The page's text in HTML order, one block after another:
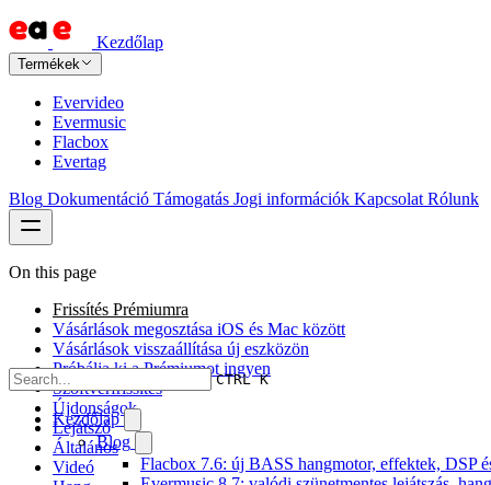
Kezdőlap
Termékek
Evervideo
Evermusic
Flacbox
Evertag
Blog Dokumentáció Támogatás Jogi információk Kapcsolat Rólunk
CTRL K
Kezdőlap
Blog
Flacbox 7.6: új BASS hangmotor, effektek, DSP
On this page
Frissítés Prémiumra
Vásárlások megosztása iOS és Mac között
Vásárlások visszaállítása új eszközön
Próbálja ki a Prémiumot ingyen
Szoftverfrissítés
Újdonságok
Lejátszó
Általános
Videó